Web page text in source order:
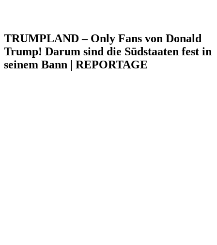
TRUMPLAND – Only Fans von Donald
Trump! Darum sind die Südstaaten fest in
seinem Bann | REPORTAGE